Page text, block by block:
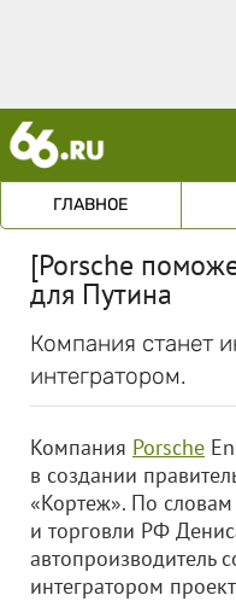
ГЛАВНОЕ
[Porsche
для Путина
Компания станет
интегратором.
Компания Porsche
в создании
«Кортеж». По
и торговли РФ
автопроизводитель
интегратором